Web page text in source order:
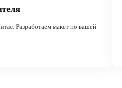
Разработаем макет по вашей